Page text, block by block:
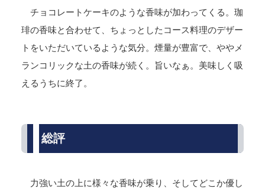
チョコレートケーキのような香味が加わってくる。珈
琲の香味と合わせて、ちょっとしたコース料理のデザー
トをいただいているような気分。煙量が豊富で、ややメ
ランコリックな土の香味が続く。旨いなぁ。美味しく吸
えるうちに終了。
総評
力強い土の上に様々な香味が乗り、そしてどこか優し